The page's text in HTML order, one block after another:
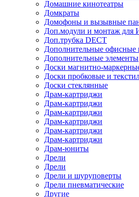
Домашние кинотеатры
Домкраты
Домофоны и вызывные
Доп.модули и монтаж для
Доп.трубка DECT
Дополнительные офисные
Дополнительные элементы
Доски магнитно-
Доски пробковые и
Доски стеклянные
Драм-картриджи
Драм-картриджи
Драм-картриджи
Драм-картриджи
Драм-картриджи
Драм-картриджи
Драм-юниты
Дрели
Дрели
Дрели и шуруповерты
Дрели пневматические
Другие